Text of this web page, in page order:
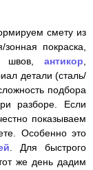
смету из
зонная покраска,
швов, антикор,
детали (сталь/
подбора
разборе. Если
показываем
Особенно это
. Для быстрого
же день дадим